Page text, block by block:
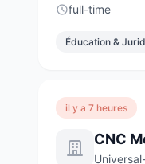
full-time
Éducation &
il y a 7 heures